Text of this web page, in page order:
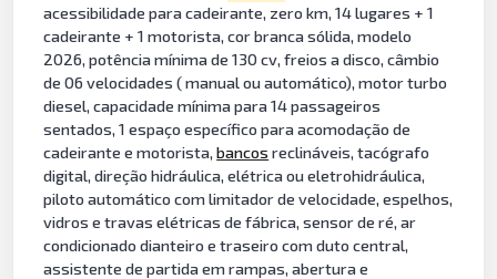
acessibilidade para cadeirante, zero km, 14 lugares + 1
cadeirante + 1 motorista, cor branca sólida, modelo
2026, potência mínima de 130 cv, freios a disco, câmbio
de 06 velocidades ( manual ou automático), motor turbo
diesel, capacidade mínima para 14 passageiros
sentados, 1 espaço específico para acomodação de
cadeirante e motorista,bancos reclináveis, tacógrafo
digital, direção hidráulica, elétrica ou eletrohidráulica,
piloto automático com limitador de velocidade, espelhos,
vidros e travas elétricas de fábrica, sensor de ré, ar
condicionado dianteiro e traseiro com duto central,
assistente de partida em rampas, abertura e